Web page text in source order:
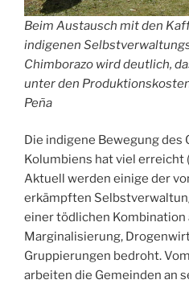
Beim Austausch mit den
indigenen
Chimborazo wird deutlich,
unter den
Peña
Die indigene Bewegung des
Kolumbiens hat viel erreicht
Aktuell werden einige der
erkämpften
einer tödlichen Kombination
Marginalisierung,
Gruppierungen bedroht.
arbeiten die Gemeinden an